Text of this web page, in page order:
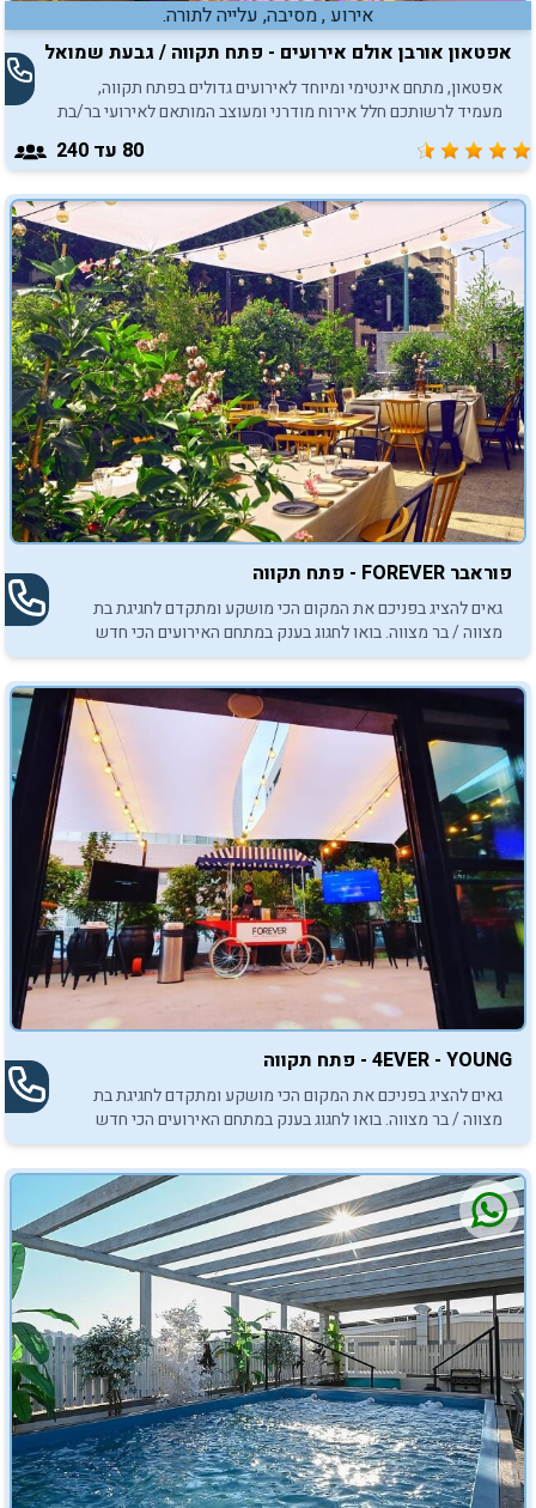
אירוע , מסיבה, עלייה לתורה.
אפטאון אורבן אולם אירועים - פתח תקווה / גבעת שמואל
אפטאון, מתחם אינטימי ומיוחד לאירועים גדולים בפתח תקווה,
מעמיד לרשותכם חלל אירוח מודרני ומעוצב המותאם לאירועי בר/בת
מצווה עד 200 חוגגים.
80 עד 240
פוראבר FOREVER - פתח תקווה
גאים להציג בפניכם את המקום הכי מושקע ומתקדם לחגיגת בת
מצווה / בר מצווה. בואו לחגוג בענק במתחם האירועים הכי חדש
וייחודי פוראבר ! לאירוע של פעם בחיים, התקשרו עכשיו...
4EVER - YOUNG - פתח תקווה
גאים להציג בפניכם את המקום הכי מושקע ומתקדם לחגיגת בת
מצווה / בר מצווה. בואו לחגוג בענק במתחם האירועים הכי חדש
וייחודי EVER - YOUNG4 ! לאירוע של פעם בחיים, התקשרו
עכשיו...